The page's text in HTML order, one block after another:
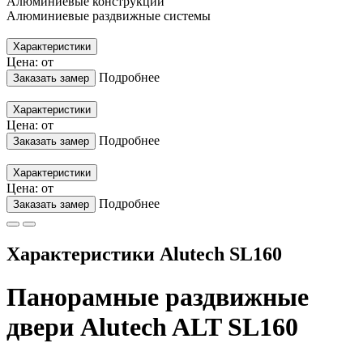
Алюминиевые раздвижные системы
Характеристики
Цена: от
Заказать замер Подробнее
Характеристики
Цена: от
Заказать замер Подробнее
Характеристики
Цена: от
Заказать замер Подробнее
Характеристики Alutech SL160
Панорамные раздвижные
двери Alutech ALT SL160